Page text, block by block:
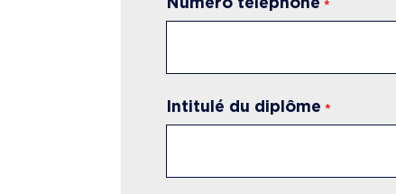
slash
*
Intitulé du diplôme *